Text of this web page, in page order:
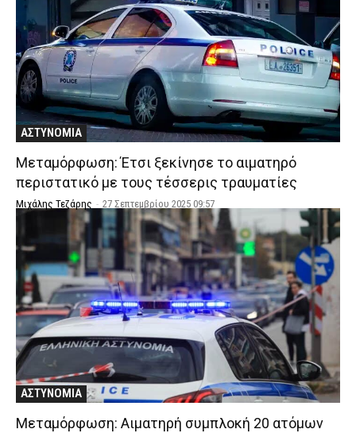
ΑΣΤΥΝΟΜΙΑ
Μεταμόρφωση: Έτσι ξεκίνησε το αιματηρό
περιστατικό με τους τέσσερις τραυματίες
Μιχάλης Τεζάρης - 27 Σεπτεμβρίου 2025 09:57
ΑΣΤΥΝΟΜΙΑ
Μεταμόρφωση: Αιματηρή συμπλοκή 20 ατόμων